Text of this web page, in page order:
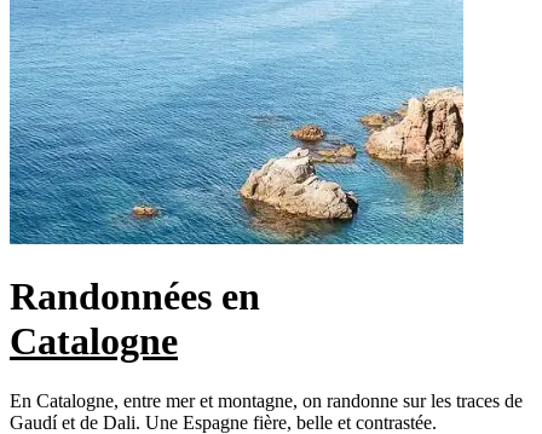
Randonnées en
Catalogne
En Catalogne, entre mer et montagne, on randonne sur les traces de
Gaudí et de Dali. Une Espagne fière, belle et contrastée.